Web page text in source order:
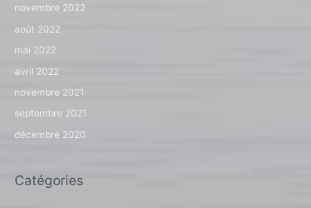
novembre 2022
août 2022
mai 2022
avril 2022
novembre 2021
septembre 2021
décembre 2020
Catégories